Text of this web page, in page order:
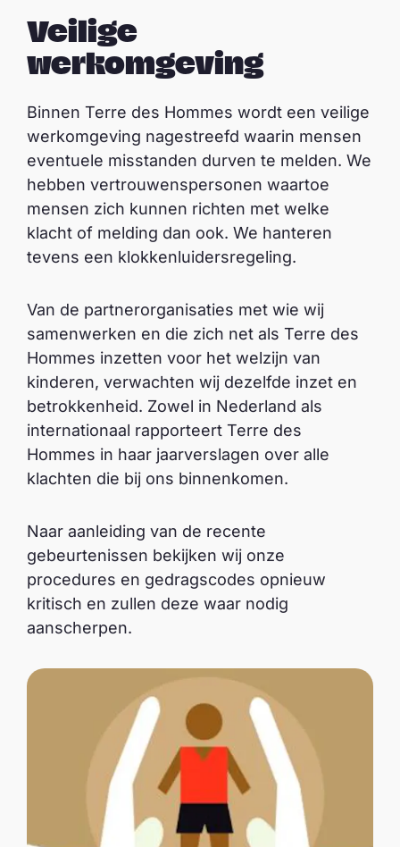
Veilige
werkomgeving
Binnen Terre des Hommes wordt een veilige
werkomgeving nagestreefd waarin mensen
eventuele misstanden durven te melden. We
hebben vertrouwenspersonen waartoe
mensen zich kunnen richten met welke
klacht of melding dan ook. We hanteren
tevens een klokkenluidersregeling.
Van de partnerorganisaties met wie wij
samenwerken en die zich net als Terre des
Hommes inzetten voor het welzijn van
kinderen, verwachten wij dezelfde inzet en
betrokkenheid. Zowel in Nederland als
internationaal rapporteert Terre des
Hommes in haar jaarverslagen over alle
klachten die bij ons binnenkomen.
Naar aanleiding van de recente
gebeurtenissen bekijken wij onze
procedures en gedragscodes opnieuw
kritisch en zullen deze waar nodig
aanscherpen.